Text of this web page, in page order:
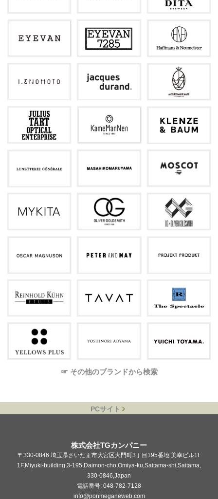
☞ その他のブランドから検索
PCサイト
株式会社TGカンパニー
〒330-0846 埼玉県さいたま市大宮区大門町3丁目195番地 美幸ビル1F
1F,Miyuki-building,3-195,Daimon-cho,Omiya-ku,Saitama-shi,Saitama,
330-0846,Japan
電話番号: 048-782-7128
info@ponmeganeweb.com